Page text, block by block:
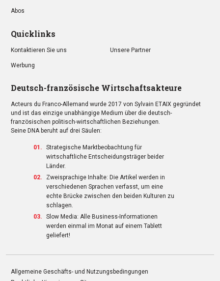
Abos
Quicklinks
Kontaktieren Sie uns Unsere Partner
Werbung
Deutsch-französische Wirtschaftsakteure
Acteurs du Franco-Allemand wurde 2017 von Sylvain ETAIX gegründet
und ist das einzige unabhängige Medium über die deutsch-
französischen politisch-wirtschaftlichen Beziehungen.
Seine DNA beruht auf drei Säulen:
Strategische Marktbeobachtung für
wirtschaftliche Entscheidungsträger beider
Länder.
Zweisprachige Inhalte: Die Artikel werden in
verschiedenen Sprachen verfasst, um eine
echte Brücke zwischen den beiden Kulturen zu
schlagen.
Slow Media: Alle Business-Informationen
werden einmal im Monat auf einem Tablett
geliefert!
Allgemeine Geschäfts- und Nutzungsbedingungen